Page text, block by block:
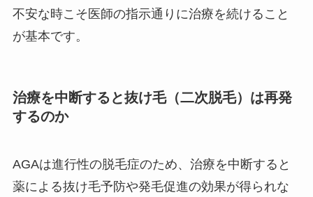
不安な時こそ医師の指示通りに治療を続けること
が基本です。
治療を中断すると抜け毛（二次脱毛）は再発
するのか
AGAは進行性の脱毛症のため、治療を中断すると
薬による抜け毛予防や発毛促進の効果が得られな